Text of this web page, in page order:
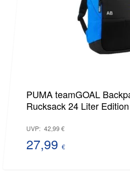
PUMA teamGOAL
Rucksack 24 Liter
UVP: 42,99 €
27,99 €